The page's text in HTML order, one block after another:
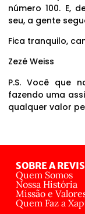
número 100. E,
seu, a gente
Fica tranquilo,
Zezé Weiss
P.S. Você que
fazendo uma
qualquer valor
SOBRE A
Quem Somos
Nossa História
Missão e
Quem Faz a